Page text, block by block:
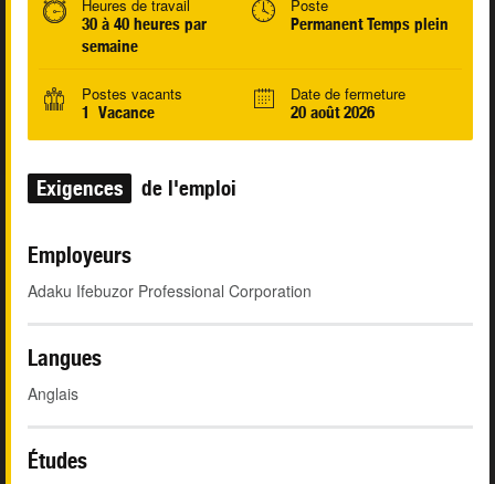
Heures de travail
30 à 40 heures par
semaine
Poste
Permanent Temps plein
Postes vacants
1 Vacance
Date de fermeture
20 août 2026
Exigences de l'emploi
Employeurs
Adaku Ifebuzor Professional Corporation
Langues
Anglais
Études